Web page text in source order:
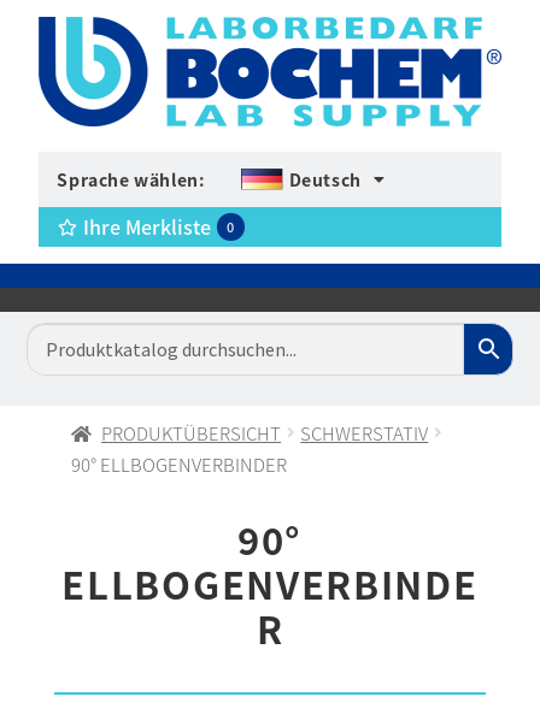
Sprache wählen: Deutsch
Ihre Merkliste 0
PRODUKTÜBERSICHT
SCHWERSTATIV
90° ELLBOGENVERBINDER
90°
ELLBOGENVERBINDE
R